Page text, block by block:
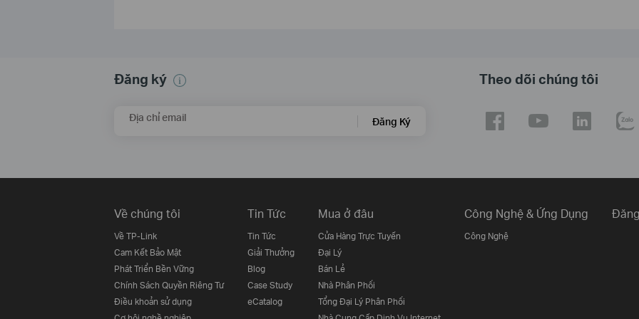
Đăng ký
Địa chỉ email Đăng Ký
Theo dõi chúng tôi
Về chúng tôi
Về TP-Link
Cam Kết Bảo Mật
Phát Triển Bền Vững
Chính Sách Quyền Riêng Tư
Điều khoản sử dụng
Tin Tức
Tin Tức
Giải Thưởng
Blog
Case Study
eCatalog
Mua ở đâu
Cửa Hàng Trực Tuyến
Đại Lý
Bán Lẻ
Nhà Phân Phối
Tổng Đại Lý Phân Phối
Công Nghệ & Ứng Dụng
Công Nghệ